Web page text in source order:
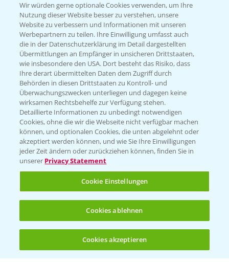
Hilfe in Notfällen
T.+49 (0)214/30-20220
Folgen Sie uns
Allgemeine Nutzungsbedingungen
Datenschutzerklärung
Impressum
Gebrauchshinweise
© Bayer CropScience Deutschland GmbH
Wir würden gerne optionale Cookies verwenden, um Ihre
Nutzung dieser Website besser zu verstehen, unsere
Website zu verbessern und Informationen mit unseren
Werbepartnern zu teilen. Ihre Einwilligung umfasst auch
die in der Datenschutzerklärung im Detail dargestellten
Übermittlungen an Empfänger in unsicheren Drittstaaten,
wie insbesondere den USA. Dort besteht das Risiko, dass
Ihre derart übermittelten Daten dem Zugriff durch
Behörden in diesen Drittstaaten zu Kontroll- und
Überwachungszwecken unterliegen und dagegen keine
wirksamen Rechtsbehelfe zur Verfügung stehen.
Detaillierte Informationen zu unbedingt notwendigen
Cookies, ohne die wir die Webseite nicht verfügbar machen
können, und optionalen Cookies, die unten abgelehnt oder
akzeptiert werden können, und wie Sie Ihre Einwilligungen
jeder Zeit ändern oder zurückziehen können, finden Sie in
unserer Privacy Statement
Cookie Einstellungen
Cookies ablehnen
Cookies akzeptieren